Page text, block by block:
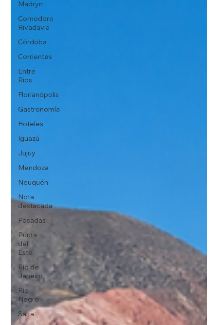
Madryn
Comodoro
Rivadavia
Córdoba
Corrientes
Entre
Rios
Florianópolis
Gastronomía
Hoteles
Iguazú
Jujuy
Mendoza
Neuquén
Nota
destacada
Posadas
Punta
del
Este
Río de
Janeiro
Rio
Negro
Salta